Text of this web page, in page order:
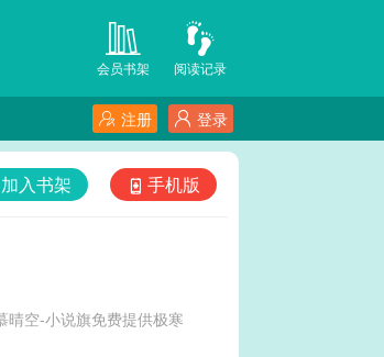
阅读记录
会员书架
登录
注册
手机版
加入书架
晴空-小说旗免费提供极寒